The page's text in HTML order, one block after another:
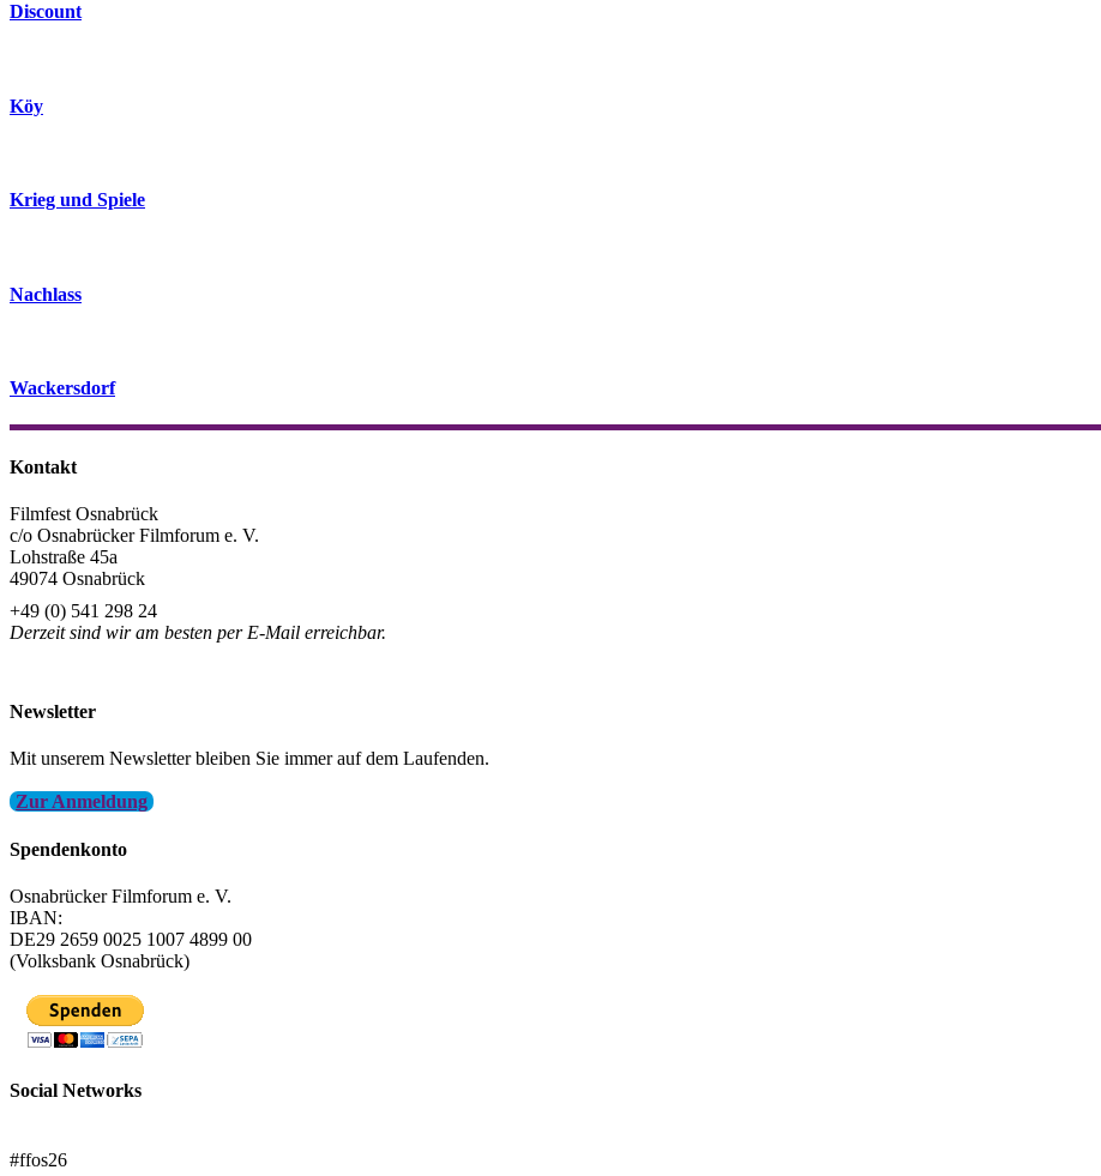
Discount
Köy
Krieg und Spiele
Nachlass
Wackersdorf
Kontakt
Filmfest Osnabrück
c/o Osnabrücker Filmforum e. V.
Lohstraße 45a
49074 Osnabrück
+49 (0) 541 298 24
Derzeit sind wir am besten per E-Mail erreichbar.
Newsletter
Mit unserem Newsletter bleiben Sie immer auf dem Laufenden.
Zur Anmeldung
Spendenkonto
Osnabrücker Filmforum e. V.
IBAN:
DE29 2659 0025 1007 4899 00
(Volksbank Osnabrück)
Social Networks
#ffos26